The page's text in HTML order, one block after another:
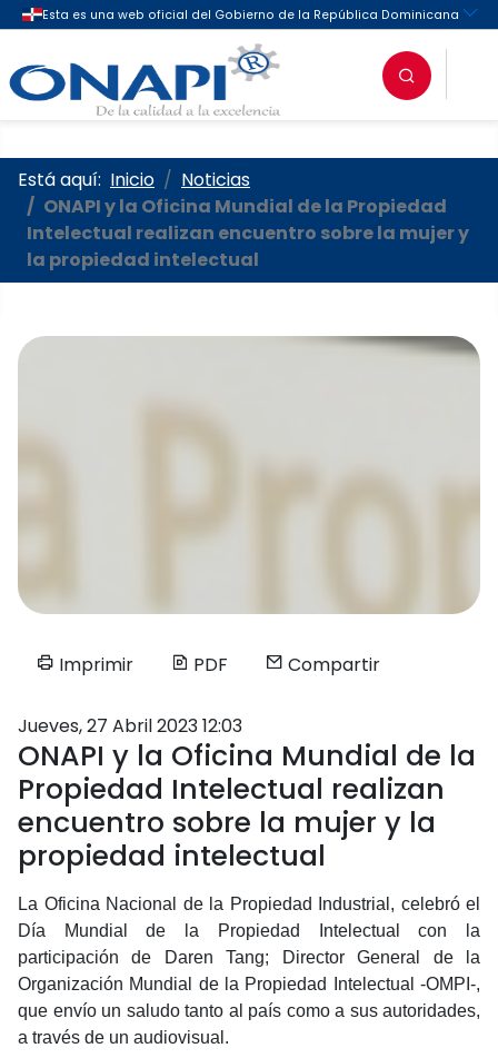
Oficina Nacional de la
Está aquí: Inicio
Noticias
ONAPI y la Oficina Mundial de la Propiedad
Intelectual realizan encuentro sobre la mujer y
la propiedad intelectual
Imprimir PDF Compartir
Jueves, 27 Abril 2023 12:03
ONAPI y la Oficina Mundial de la
Propiedad Intelectual realizan
encuentro sobre la mujer y la
propiedad intelectual
La Oficina Nacional de la Propiedad Industrial, celebró el
Día Mundial de la Propiedad Intelectual con la
participación de Daren Tang; Director General de la
Organización Mundial de la Propiedad Intelectual -OMPI-,
que envío un saludo tanto al país como a sus autoridades,
a través de un audiovisual.